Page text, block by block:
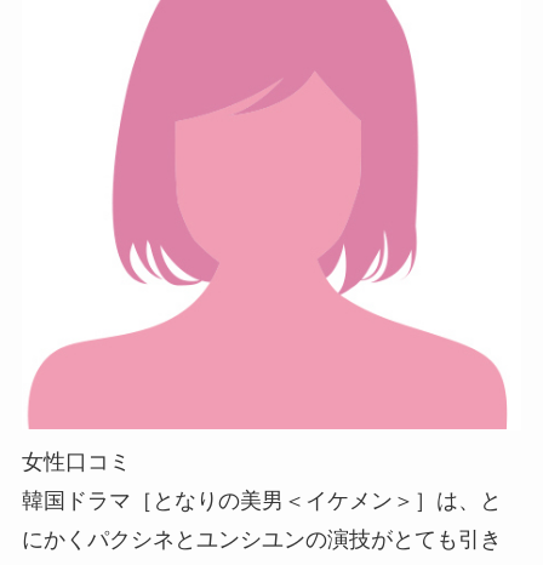
女性口コミ
韓国ドラマ［となりの美男＜イケメン＞］は、と
にかくパクシネとユンシユンの演技がとても引き